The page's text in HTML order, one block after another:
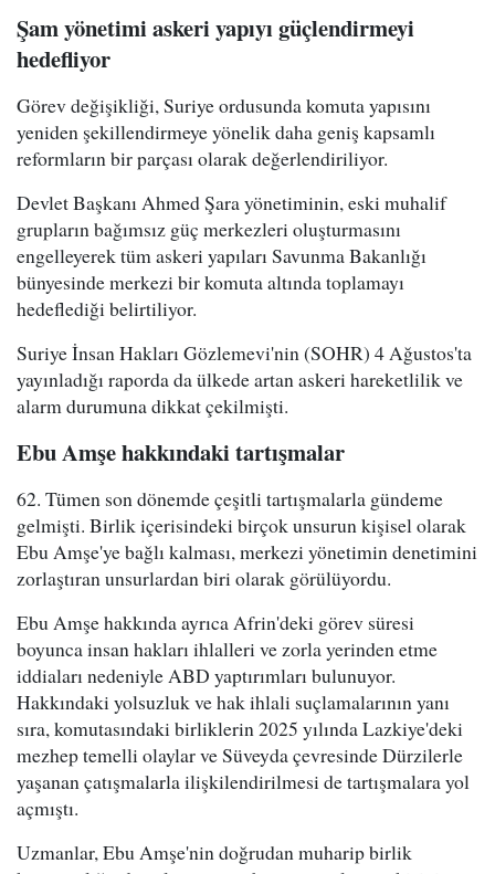
Şam yönetimi askeri yapıyı güçlendirmeyi
hedefliyor
Görev değişikliği, Suriye ordusunda komuta yapısını
yeniden şekillendirmeye yönelik daha geniş kapsamlı
reformların bir parçası olarak değerlendiriliyor.
Devlet Başkanı Ahmed Şara yönetiminin, eski muhalif
grupların bağımsız güç merkezleri oluşturmasını
engelleyerek tüm askeri yapıları Savunma Bakanlığı
bünyesinde merkezi bir komuta altında toplamayı
hedeflediği belirtiliyor.
Suriye İnsan Hakları Gözlemevi'nin (SOHR) 4 Ağustos'ta
yayınladığı raporda da ülkede artan askeri hareketlilik ve
alarm durumuna dikkat çekilmişti.
Ebu Amşe hakkındaki tartışmalar
62. Tümen son dönemde çeşitli tartışmalarla gündeme
gelmişti. Birlik içerisindeki birçok unsurun kişisel olarak
Ebu Amşe'ye bağlı kalması, merkezi yönetimin denetimini
zorlaştıran unsurlardan biri olarak görülüyordu.
Ebu Amşe hakkında ayrıca Afrin'deki görev süresi
boyunca insan hakları ihlalleri ve zorla yerinden etme
iddiaları nedeniyle ABD yaptırımları bulunuyor.
Hakkındaki yolsuzluk ve hak ihlali suçlamalarının yanı
sıra, komutasındaki birliklerin 2025 yılında Lazkiye'deki
mezhep temelli olaylar ve Süveyda çevresinde Dürzilerle
yaşanan çatışmalarla ilişkilendirilmesi de tartışmalara yol
açmıştı.
Uzmanlar, Ebu Amşe'nin doğrudan muharip birlik